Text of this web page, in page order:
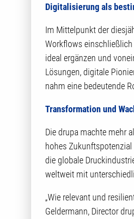
Digitalisierung als
Im Mittelpunkt der
Workflows
ideal ergänzen und
Lösungen, digitale
nahm eine bedeutende
Transformation und
Die drupa machte mehr
hohes
die globale
weltweit mit
„Wie relevant und
Geldermann, Director